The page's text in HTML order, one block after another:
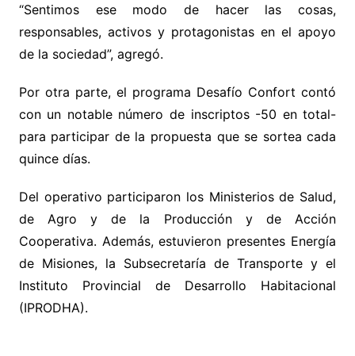
“Sentimos ese modo de hacer las cosas,
responsables, activos y protagonistas en el apoyo
de la sociedad”, agregó.
Por otra parte, el programa Desafío Confort contó
con un notable número de inscriptos -50 en total-
para participar de la propuesta que se sortea cada
quince días.
Del operativo participaron los Ministerios de Salud,
de Agro y de la Producción y de Acción
Cooperativa. Además, estuvieron presentes Energía
de Misiones, la Subsecretaría de Transporte y el
Instituto Provincial de Desarrollo Habitacional
(IPRODHA).